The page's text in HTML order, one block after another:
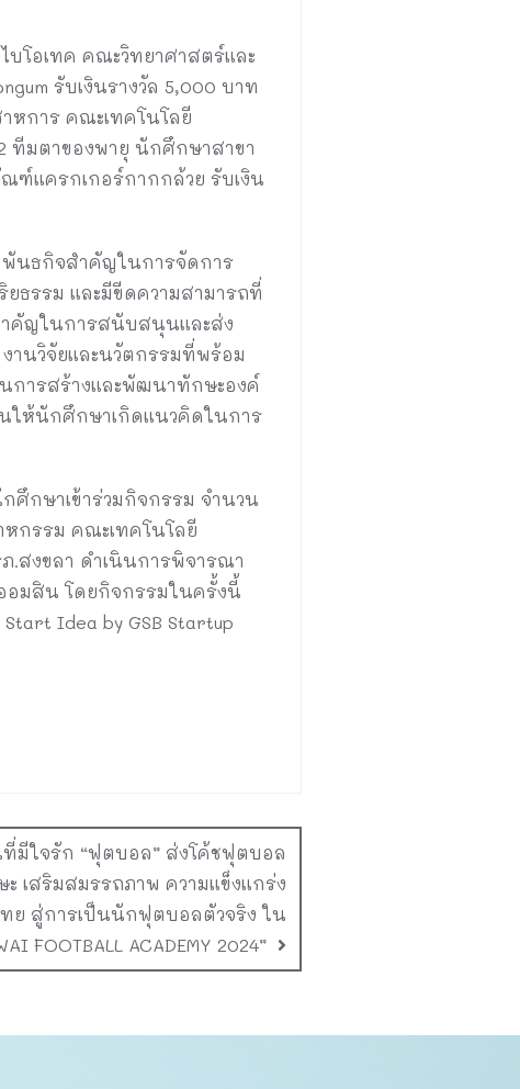
บโอเทค คณะวิทยาศาสตร์และ
รับเงินรางวัล 5,000 บาท
หการ คณะเทคโนโลยี
ทีมตาของพายุ นักศึกษาสาขา
ฑ์แครกเกอร์กากกล้วย รับเงิน
พันธกิจสำคัญในการจัดการ
รรม และมีขีดความสามารถที่
คัญในการสนับสนุนและส่ง
านวิจัยและนวัตกรรมที่พร้อม
การสร้างและพัฒนาทักษะองค์
ให้นักศึกษาเกิดแนวคิดในการ
ศึกษาเข้าร่วมกิจกรรม จำนวน
กรรม คณะเทคโนโลยี
.สงขลา ดำเนินการพิจารณา
อมสิน โดยกิจกรรมในครั้งนี้
Idea by GSB Startup
นที่มีใจรัก “ฟุตบอล” ส่งโค้ชฟุตบอล
เสริมสมรรถภาพ ความแข็งแกร่ง
ทย สู่การเป็นนักฟุตบอลตัวจริง ใน
FOOTBALL ACADEMY 2024”